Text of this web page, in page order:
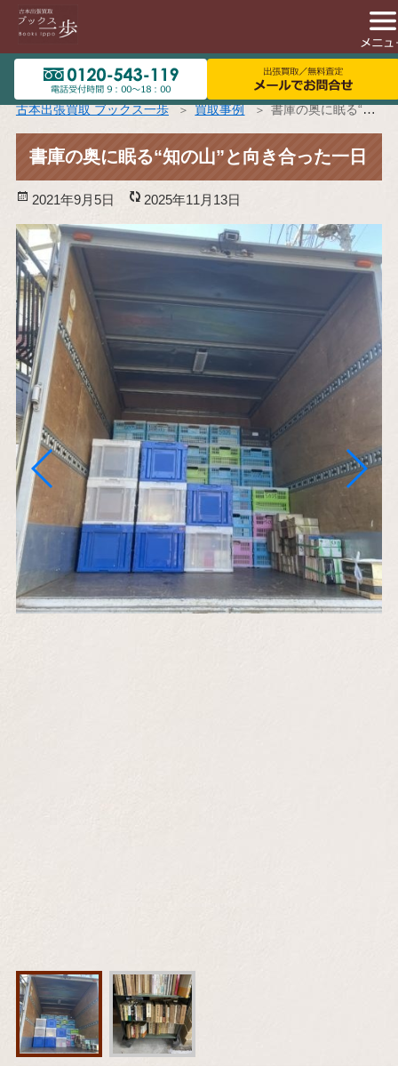
古本出張買取 ブックス一歩 買取事例 書庫の奥に眠る“知の山”と向き合った一日
書庫の奥に眠る“知の山”と向き合った一日
投
稿
日:
2021年9月5日
更
新
日:
2025年11月13日